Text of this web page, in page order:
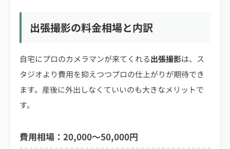
出張撮影の料金相場と内訳
自宅にプロのカメラマンが来てくれる出張撮影は、ス
タジオより費用を抑えつつプロの仕上がりが期待でき
ます。産後に外出しなくていいのも大きなメリットで
す。
費用相場：20,000〜50,000円